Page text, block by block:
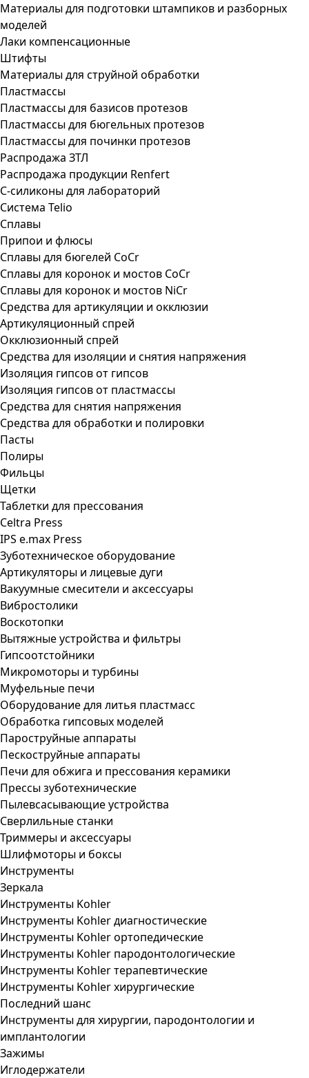
Материалы для подготовки штампиков и разборных
моделей
Лаки компенсационные
Штифты
Материалы для струйной обработки
Пластмассы
Пластмассы для базисов протезов
Пластмассы для бюгельных протезов
Пластмассы для починки протезов
Распродажа ЗТЛ
Распродажа продукции Renfert
С-силиконы для лабораторий
Система Telio
Сплавы
Припои и флюсы
Сплавы для бюгелей CoCr
Сплавы для коронок и мостов CoCr
Сплавы для коронок и мостов NiCr
Средства для артикуляции и окклюзии
Артикуляционный спрей
Окклюзионный спрей
Средства для изоляции и снятия напряжения
Изоляция гипсов от гипсов
Изоляция гипсов от пластмассы
Средства для снятия напряжения
Средства для обработки и полировки
Пасты
Полиры
Фильцы
Щетки
Таблетки для прессования
Celtra Press
IPS e.max Press
Зуботехническое оборудование
Артикуляторы и лицевые дуги
Вакуумные смесители и аксессуары
Вибростолики
Воскотопки
Вытяжные устройства и фильтры
Гипсоотстойники
Микромоторы и турбины
Муфельные печи
Оборудование для литья пластмасс
Обработка гипсовых моделей
Пароструйные аппараты
Пескоструйные аппараты
Печи для обжига и прессования керамики
Прессы зуботехнические
Пылевсасывающие устройства
Сверлильные станки
Триммеры и аксессуары
Шлифмоторы и боксы
Инструменты
Зеркала
Инструменты Kohler
Инструменты Kohler диагностические
Инструменты Kohler ортопедические
Инструменты Kohler пародонтологические
Инструменты Kohler терапевтические
Инструменты Kohler хирургические
Последний шанс
Инструменты для хирургии, пародонтологии и
имплантологии
Зажимы
Иглодержатели